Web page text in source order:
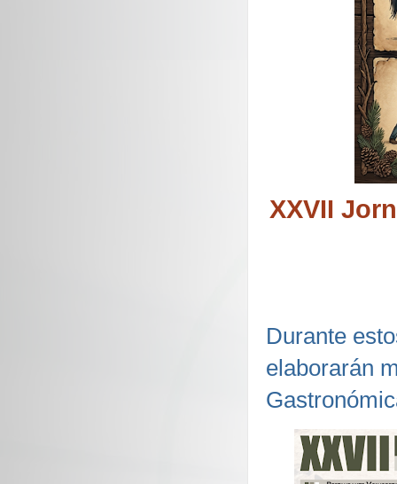
XXVII
Durante
elaborarán